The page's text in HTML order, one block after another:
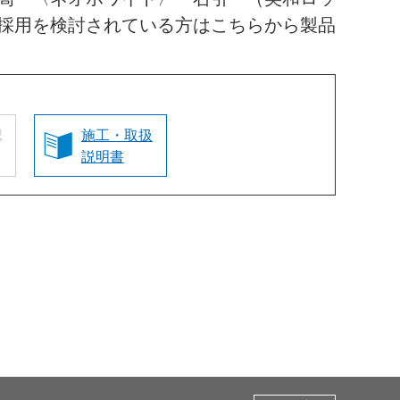
を検討されている方はこちらから製品
施工・取扱
説明書